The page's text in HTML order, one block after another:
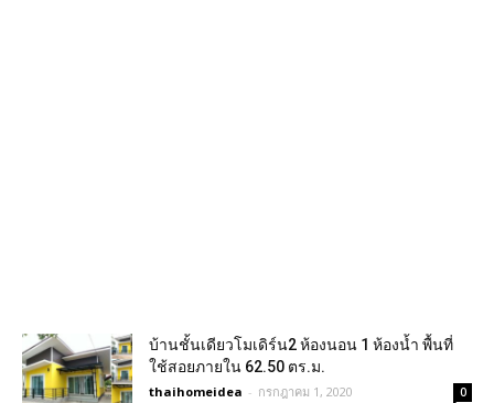
บ้านชั้นเดียวโมเดิร์น2 ห้องนอน 1 ห้องน้ำ พื้นที่
ใช้สอยภายใน 62.50 ตร.ม.
thaihomeidea - กรกฎาคม 1, 2020 0